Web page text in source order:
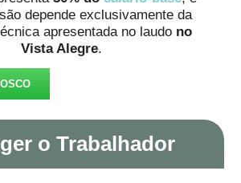
depende exclusivamente da
apresentada no laudo no
Vista Alegre.
o Trabalhador